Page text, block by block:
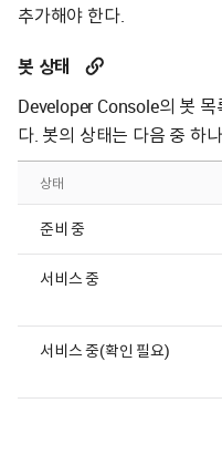
추가해야 한다.
봇 상태
Developer Console의 봇
다. 봇의 상태는 다음 중 하
상태
준비 중
서비스 중
서비스 중(확인 필요)